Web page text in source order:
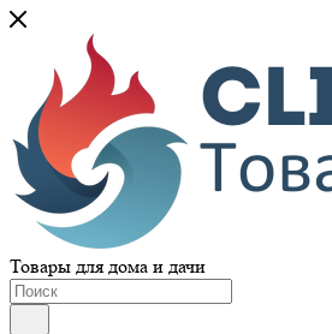
Товары для дома и дачи